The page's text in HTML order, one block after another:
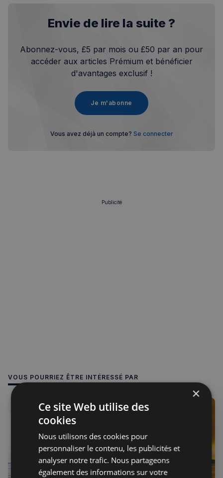
Envie de lire la suite ?
Abonnez-vous, £5 par mois ou £50 par an pour
accéder aux articles Prémium et bénéficier
d'avantages exclusif !
Je m'abonne
Vous avez déjà un compte? Se connecter
Publicité
VOUS POURRIEZ ÊTRE INTÉRESSÉ PAR
×
Ce site Web utilise des
cookies
Nous utilisons des cookies pour
personnaliser le contenu, les publicités et
analyser notre trafic. Nous partageons
également des informations sur votre